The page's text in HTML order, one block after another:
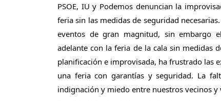
PSOE, IU y Podemos denuncian la
feria sin las medidas de seguridad
eventos de gran magnitud, sin embargo
adelante con la feria de la cala sin medidas
planificación e improvisada, ha frustrado las
una feria con garantías y seguridad. La
indignación y miedo entre nuestros vecinos y